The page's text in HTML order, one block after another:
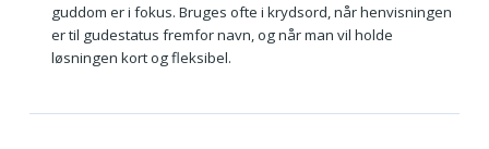
guddom er i fokus. Bruges ofte i krydsord, når henvisningen
er til gudestatus fremfor navn, og når man vil holde
løsningen kort og fleksibel.